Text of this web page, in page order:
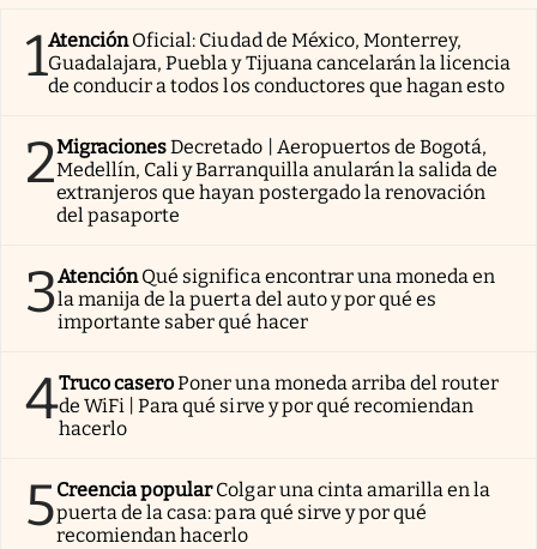
1AtenciónOficial: Ciudad de México, Monterrey,
Guadalajara, Puebla y Tijuana cancelarán la licencia
de conducir a todos los conductores que hagan esto
2MigracionesDecretado | Aeropuertos de Bogotá,
Medellín, Cali y Barranquilla anularán la salida de
extranjeros que hayan postergado la renovación
del pasaporte
3AtenciónQué significa encontrar una moneda en
la manija de la puerta del auto y por qué es
importante saber qué hacer
4Truco caseroPoner una moneda arriba del router
de WiFi | Para qué sirve y por qué recomiendan
hacerlo
5Creencia popularColgar una cinta amarilla en la
puerta de la casa: para qué sirve y por qué
recomiendan hacerlo